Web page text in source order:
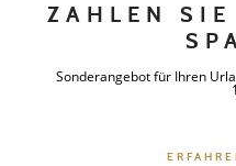
ZAHLEN SIE
Sonderangebot für Ihren